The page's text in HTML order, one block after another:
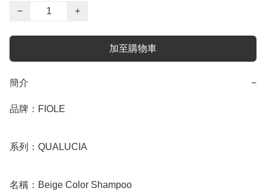
−
+
加至購物車
簡介 −
品牌：FIOLE
系列：QUALUCIA
名稱：Beige Color Shampoo